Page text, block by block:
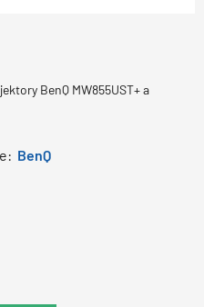
BenQ MW855UST+ a
BenQ